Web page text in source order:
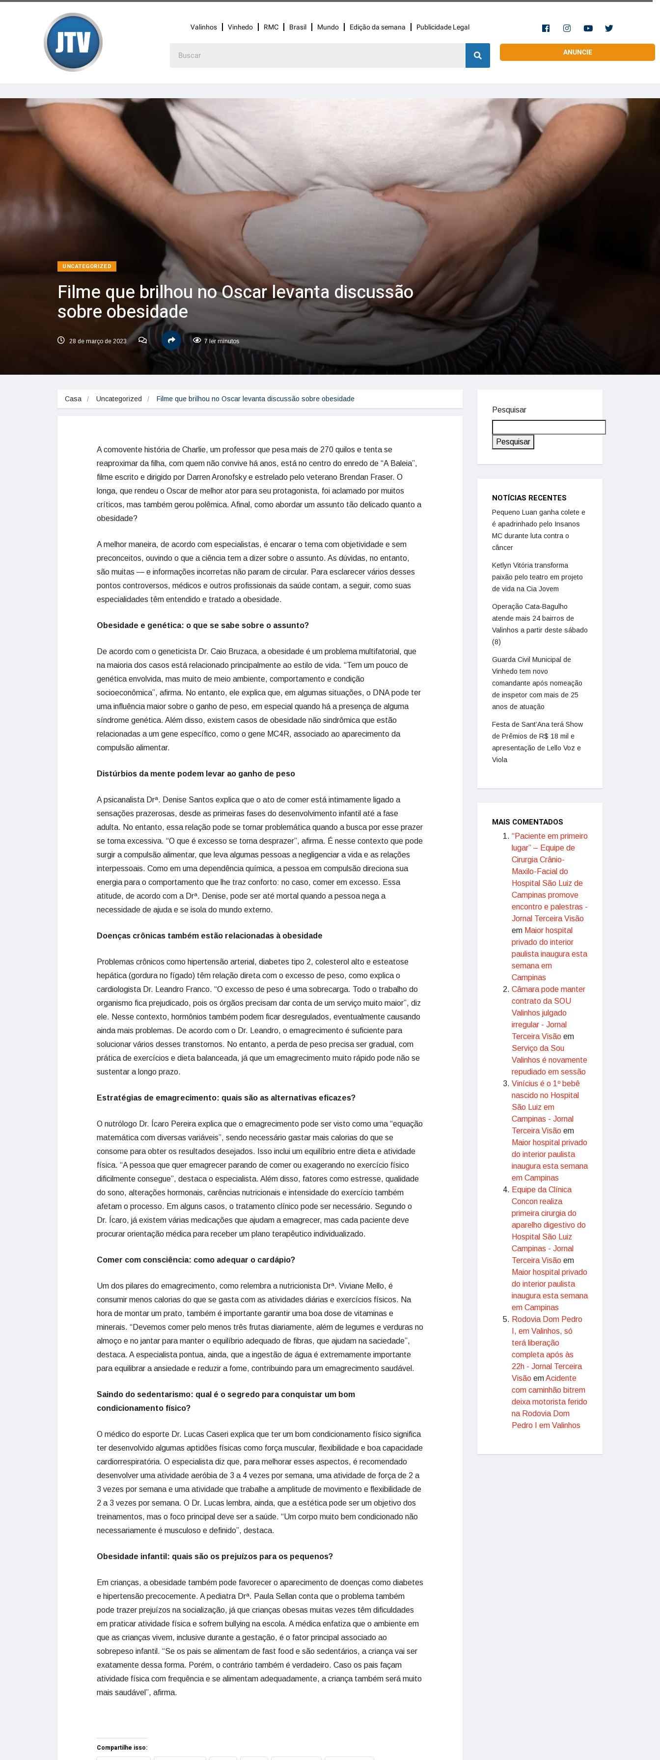
Valinhos Vinhedo RMC Brasil Mundo Edição da semana Publicidade Legal
ANUNCIE
UNCATEGORIZED
Filme que brilhou no Oscar levanta discussão
sobre obesidade
28 de março de 2023 7 ler minutos
Casa Uncategorized Filme que brilhou no Oscar levanta discussão sobre obesidade
A comovente história de Charlie, um professor que pesa mais de 270 quilos e tenta se
reaproximar da filha, com quem não convive há anos, está no centro do enredo de “A Baleia”,
filme escrito e dirigido por Darren Aronofsky e estrelado pelo veterano Brendan Fraser. O
longa, que rendeu o Oscar de melhor ator para seu protagonista, foi aclamado por muitos
críticos, mas também gerou polêmica. Afinal, como abordar um assunto tão delicado quanto a
obesidade?
A melhor maneira, de acordo com especialistas, é encarar o tema com objetividade e sem
preconceitos, ouvindo o que a ciência tem a dizer sobre o assunto. As dúvidas, no entanto,
são muitas — e informações incorretas não param de circular. Para esclarecer vários desses
pontos controversos, médicos e outros profissionais da saúde contam, a seguir, como suas
especialidades têm entendido e tratado a obesidade.
Obesidade e genética: o que se sabe sobre o assunto?
De acordo com o geneticista Dr. Caio Bruzaca, a obesidade é um problema multifatorial, que
na maioria dos casos está relacionado principalmente ao estilo de vida. “Tem um pouco de
genética envolvida, mas muito de meio ambiente, comportamento e condição
socioeconômica”, afirma. No entanto, ele explica que, em algumas situações, o DNA pode ter
uma influência maior sobre o ganho de peso, em especial quando há a presença de alguma
síndrome genética. Além disso, existem casos de obesidade não sindrômica que estão
relacionadas a um gene específico, como o gene MC4R, associado ao aparecimento da
compulsão alimentar.
Distúrbios da mente podem levar ao ganho de peso
A psicanalista Drª. Denise Santos explica que o ato de comer está intimamente ligado a
sensações prazerosas, desde as primeiras fases do desenvolvimento infantil até a fase
adulta. No entanto, essa relação pode se tornar problemática quando a busca por esse prazer
se torna excessiva. “O que é excesso se torna desprazer”, afirma. É nesse contexto que pode
surgir a compulsão alimentar, que leva algumas pessoas a negligenciar a vida e as relações
interpessoais. Como em uma dependência química, a pessoa em compulsão direciona sua
energia para o comportamento que lhe traz conforto: no caso, comer em excesso. Essa
atitude, de acordo com a Drª. Denise, pode ser até mortal quando a pessoa nega a
necessidade de ajuda e se isola do mundo externo.
Doenças crônicas também estão relacionadas à obesidade
Problemas crônicos como hipertensão arterial, diabetes tipo 2, colesterol alto e esteatose
hepática (gordura no fígado) têm relação direta com o excesso de peso, como explica o
cardiologista Dr. Leandro Franco. “O excesso de peso é uma sobrecarga. Todo o trabalho do
organismo fica prejudicado, pois os órgãos precisam dar conta de um serviço muito maior”, diz
ele. Nesse contexto, hormônios também podem ficar desregulados, eventualmente causando
ainda mais problemas. De acordo com o Dr. Leandro, o emagrecimento é suficiente para
solucionar vários desses transtornos. No entanto, a perda de peso precisa ser gradual, com
prática de exercícios e dieta balanceada, já que um emagrecimento muito rápido pode não se
sustentar a longo prazo.
Estratégias de emagrecimento: quais são as alternativas eficazes?
O nutrólogo Dr. Ícaro Pereira explica que o emagrecimento pode ser visto como uma “equação
matemática com diversas variáveis”, sendo necessário gastar mais calorias do que se
consome para obter os resultados desejados. Isso inclui um equilíbrio entre dieta e atividade
física. “A pessoa que quer emagrecer parando de comer ou exagerando no exercício físico
dificilmente consegue”, destaca o especialista. Além disso, fatores como estresse, qualidade
do sono, alterações hormonais, carências nutricionais e intensidade do exercício também
afetam o processo. Em alguns casos, o tratamento clínico pode ser necessário. Segundo o
Dr. Ícaro, já existem várias medicações que ajudam a emagrecer, mas cada paciente deve
procurar orientação médica para receber um plano terapêutico individualizado.
Comer com consciência: como adequar o cardápio?
Um dos pilares do emagrecimento, como relembra a nutricionista Drª. Viviane Mello, é
consumir menos calorias do que se gasta com as atividades diárias e exercícios físicos. Na
hora de montar um prato, também é importante garantir uma boa dose de vitaminas e
minerais. “Devemos comer pelo menos três frutas diariamente, além de legumes e verduras no
almoço e no jantar para manter o equilíbrio adequado de fibras, que ajudam na saciedade”,
destaca. A especialista pontua, ainda, que a ingestão de água é extremamente importante
para equilibrar a ansiedade e reduzir a fome, contribuindo para um emagrecimento saudável.
Saindo do sedentarismo: qual é o segredo para conquistar um bom
condicionamento físico?
O médico do esporte Dr. Lucas Caseri explica que ter um bom condicionamento físico significa
ter desenvolvido algumas aptidões físicas como força muscular, flexibilidade e boa capacidade
cardiorrespiratória. O especialista diz que, para melhorar esses aspectos, é recomendado
desenvolver uma atividade aeróbia de 3 a 4 vezes por semana, uma atividade de força de 2 a
3 vezes por semana e uma atividade que trabalhe a amplitude de movimento e flexibilidade de
2 a 3 vezes por semana. O Dr. Lucas lembra, ainda, que a estética pode ser um objetivo dos
treinamentos, mas o foco principal deve ser a saúde. “Um corpo muito bem condicionado não
necessariamente é musculoso e definido”, destaca.
Obesidade infantil: quais são os prejuízos para os pequenos?
Em crianças, a obesidade também pode favorecer o aparecimento de doenças como diabetes
e hipertensão precocemente. A pediatra Drª. Paula Sellan conta que o problema também
pode trazer prejuízos na socialização, já que crianças obesas muitas vezes têm dificuldades
em praticar atividade física e sofrem bullying na escola. A médica enfatiza que o ambiente em
que as crianças vivem, inclusive durante a gestação, é o fator principal associado ao
sobrepeso infantil. “Se os pais se alimentam de fast food e são sedentários, a criança vai ser
exatamente dessa forma. Porém, o contrário também é verdadeiro. Caso os pais façam
atividade física com frequência e se alimentam adequadamente, a criança também será muito
mais saudável”, afirma.
Compartilhe isso:
Pesquisar
Pesquisar
NOTÍCIAS RECENTES
Pequeno Luan ganha colete e
é apadrinhado pelo Insanos
MC durante luta contra o
câncer
Ketlyn Vitória transforma
paixão pelo teatro em projeto
de vida na Cia Jovem
Operação Cata-Bagulho
atende mais 24 bairros de
Valinhos a partir deste sábado
(8)
Guarda Civil Municipal de
Vinhedo tem novo
comandante após nomeação
de inspetor com mais de 25
anos de atuação
Festa de Sant’Ana terá Show
de Prêmios de R$ 18 mil e
apresentação de Lello Voz e
Viola
MAIS COMENTADOS
“Paciente em primeiro
lugar” – Equipe de
Cirurgia Crânio-
Maxilo-Facial do
Hospital São Luiz de
Campinas promove
encontro e palestras -
Jornal Terceira Visão
em Maior hospital
privado do interior
paulista inaugura esta
semana em
Campinas
Câmara pode manter
contrato da SOU
Valinhos julgado
irregular - Jornal
Terceira Visão em
Serviço da Sou
Valinhos é novamente
repudiado em sessão
Vinícius é o 1º bebê
nascido no Hospital
São Luiz em
Campinas - Jornal
Terceira Visão em
Maior hospital privado
do interior paulista
inaugura esta semana
em Campinas
Equipe da Clínica
Concon realiza
primeira cirurgia do
aparelho digestivo do
Hospital São Luiz
Campinas - Jornal
Terceira Visão em
Maior hospital privado
do interior paulista
inaugura esta semana
em Campinas
Rodovia Dom Pedro
I, em Valinhos, só
terá liberação
completa após às
22h - Jornal Terceira
Visão emAcidente
com caminhão bitrem
deixa motorista ferido
na Rodovia Dom
Pedro I em Valinhos